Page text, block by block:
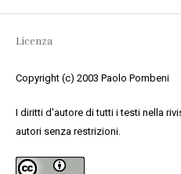
Licenza
Copyright (c) 2003 Paolo Pombeni
I diritti d'autore di tutti i testi nella
autori senza restrizioni.